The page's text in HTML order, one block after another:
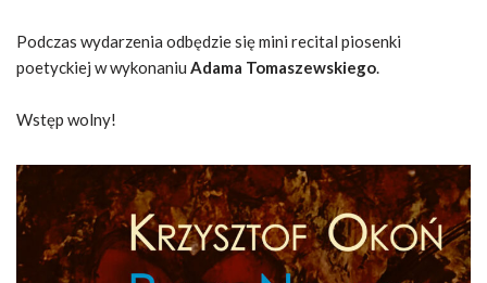
Podczas wydarzenia odbędzie się mini recital piosenki
poetyckiej w wykonaniu Adama Tomaszewskiego
Wstęp wolny!